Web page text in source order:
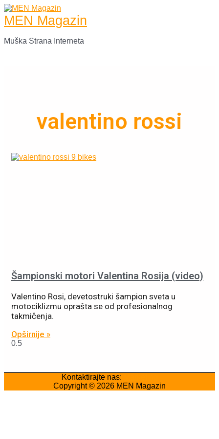
Skip
to
content
MEN Magazin
Muška Strana Interneta
valentino rossi
Šampionski motori Valentina Rosija (video)
Valentino Rosi, devetostruki šampion sveta u
motociklizmu oprašta se od profesionalnog
takmičenja.
Opširnije »
Kontaktirajte nas:
Copyright © 2026 MEN Magazin